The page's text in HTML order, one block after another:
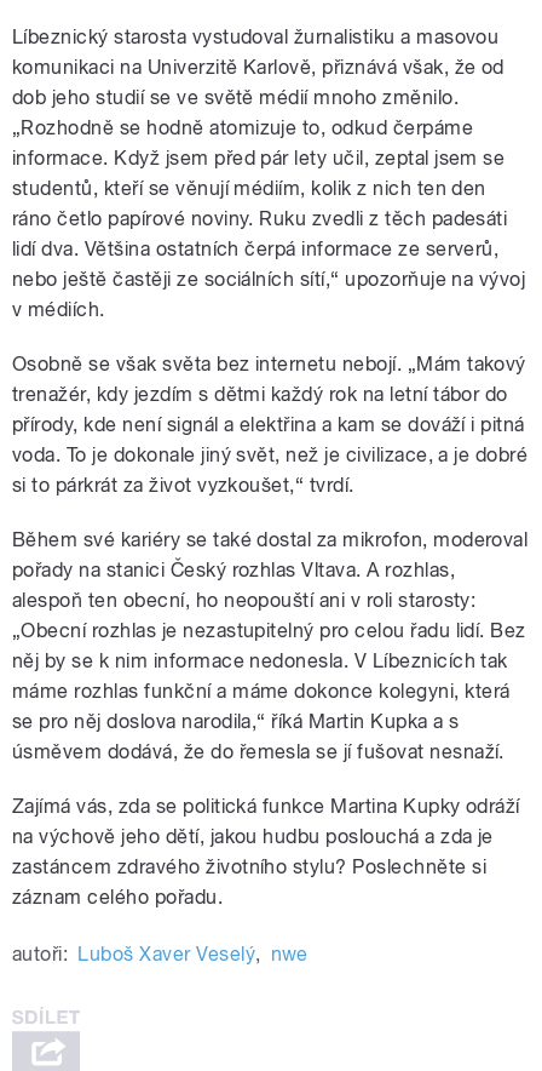
Líbeznický starosta vystudoval žurnalistiku a masovou
komunikaci na Univerzitě Karlově, přiznává však, že od
dob jeho studií se ve světě médií mnoho změnilo.
„Rozhodně se hodně atomizuje to, odkud čerpáme
informace. Když jsem před pár lety učil, zeptal jsem se
studentů, kteří se věnují médiím, kolik z nich ten den
ráno četlo papírové noviny. Ruku zvedli z těch padesáti
lidí dva. Většina ostatních čerpá informace ze serverů,
nebo ještě častěji ze sociálních sítí,“ upozorňuje na vývoj
v médiích.
Osobně se však světa bez internetu nebojí. „Mám takový
trenažér, kdy jezdím s dětmi každý rok na letní tábor do
přírody, kde není signál a elektřina a kam se dováží i pitná
voda. To je dokonale jiný svět, než je civilizace, a je dobré
si to párkrát za život vyzkoušet,“ tvrdí.
Během své kariéry se také dostal za mikrofon, moderoval
pořady na stanici Český rozhlas Vltava. A rozhlas,
alespoň ten obecní, ho neopouští ani v roli starosty:
„Obecní rozhlas je nezastupitelný pro celou řadu lidí. Bez
něj by se k nim informace nedonesla. V Líbeznicích tak
máme rozhlas funkční a máme dokonce kolegyni, která
se pro něj doslova narodila,“ říká Martin Kupka a s
úsměvem dodává, že do řemesla se jí fušovat nesnaží.
Zajímá vás, zda se politická funkce Martina Kupky odráží
na výchově jeho dětí, jakou hudbu poslouchá a zda je
zastáncem zdravého životního stylu? Poslechněte si
záznam celého pořadu.
autoři: Luboš Xaver Veselý, nwe